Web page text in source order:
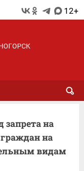
12+
запрета на
на
видам